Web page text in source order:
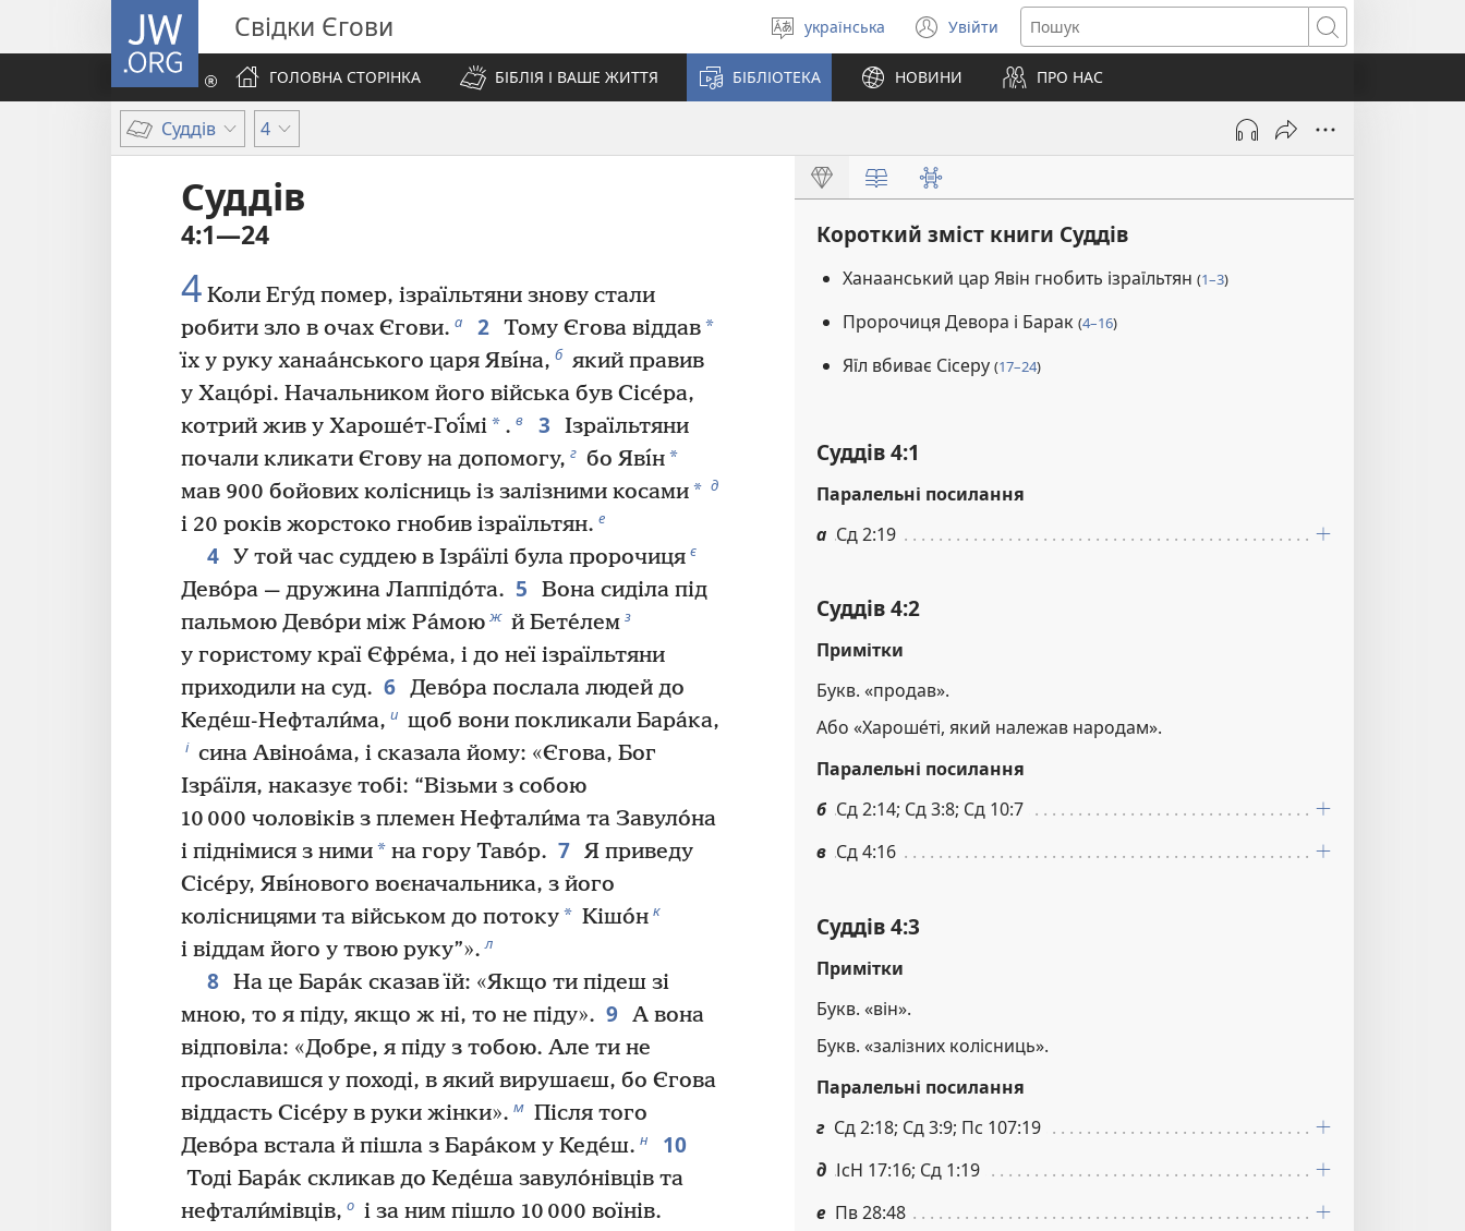
JW.ORG Свідки Єгови
Вибрати
мову
українська Увійти
(відкривається
у
новому
вікні)
Пошук
ГОЛОВНА СТОРІНКА
БІБЛІЯ І ВАШЕ ЖИТТЯ БІБЛІОТЕКА НОВИНИ ПРО НАС
Суддів 4
Суддів
4:1—24
4 Коли Егу́д помер, ізраїльтяни знову стали
робити зло в очах Єгови. а 2 Тому Єгова віддав*
їх у руку ханаа́нського царя Явı́на, б який правив
у Хацо́рі. Начальником його війська був Сісе́ра,
котрий жив у Хароше́т-Гої́мі* . в 3
Ізраїльтяни
почали кликати Єгову на допомогу, г бо Явı́н*
мав 900 бойових колісниць із залізними косами* д
і 20 років жорстоко гнобив ізраїльтян. е
4 У той час суддею в Ізра́їлі була пророчиця є
Дево́ра — дружина Лаппідо́та. 5
Вона сиділа під
пальмою Дево́ри між Ра́мою ж й Бете́лем з
у гористому краї Єфре́ма, і до неї ізраїльтяни
приходили на суд. 6 Дево́ра послала людей до
Кеде́ш-Нефтали́ма, и щоб вони покликали Бара́ка,
і сина Авіноа́ма, і сказала йому: «Єгова, Бог
Ізра́їля, наказує тобі: “Візьми з собою
10 000 чоловіків з племен Нефтали́ма та Завуло́на
і піднімися з ними* на гору Таво́р. 7 Я приведу
Сісе́ру, Явı́нового воєначальника, з його
колісницями та військом до потоку* Кішо́н к
і віддам його у твою руку”». л
8 На це Бара́к сказав їй: «Якщо ти підеш зі
мною, то я піду, якщо ж ні, то не піду». 9 А вона
відповіла: «Добре, я піду з тобою. Але ти не
прославишся у поході, в який вирушаєш, бо Єгова
віддасть Сісе́ру в руки жінки». м Після того
Дево́ра встала й пішла з Бара́ком у Кеде́ш. н 10
Тоді Бара́к скликав до Кеде́ша завуло́нівців та
нефтали́мівців, о і за ним пішло 10 000 воїнів.
Короткий зміст книги Суддів
Ханаанський цар Явін гнобить ізраїльтян (1–3)
Пророчиця Девора і Барак (4–16)
Яїл вбиває Сісеру (17–24)
Суддів 4:1
Паралельні посилання
а Сд 2:19
Суддів 4:2
Примітки
Букв. «продав».
Або «Хароше́ті, який належав народам».
Паралельні посилання
б Сд 2:14; Сд 3:8; Сд 10:7
в Сд 4:16
Суддів 4:3
Примітки
Букв. «він».
Букв. «залізних колісниць».
Паралельні посилання
г Сд 2:18; Сд 3:9; Пс 107:19
д ІсН 17:16; Сд 1:19
е Пв 28:48